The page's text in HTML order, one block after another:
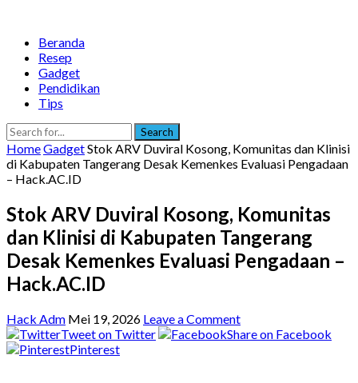
Beranda
Resep
Gadget
Pendidikan
Tips
Search
HomeGadgetStok ARV Duviral Kosong, Komunitas dan Klinisi
di Kabupaten Tangerang Desak Kemenkes Evaluasi Pengadaan
– Hack.AC.ID
Stok ARV Duviral Kosong, Komunitas
dan Klinisi di Kabupaten Tangerang
Desak Kemenkes Evaluasi Pengadaan –
Hack.AC.ID
Hack Adm Mei 19, 2026 Leave a Comment
Tweet on Twitter
Share on Facebook
Pinterest